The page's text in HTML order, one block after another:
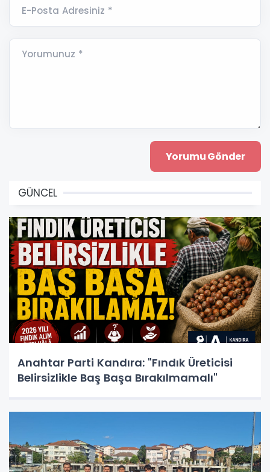
E-Posta Adresiniz *
Yorumunuz *
GÜNCEL
Anahtar Parti Kandıra: "Fındık Üreticisi
Belirsizlikle Baş Başa Bırakılmamalı"